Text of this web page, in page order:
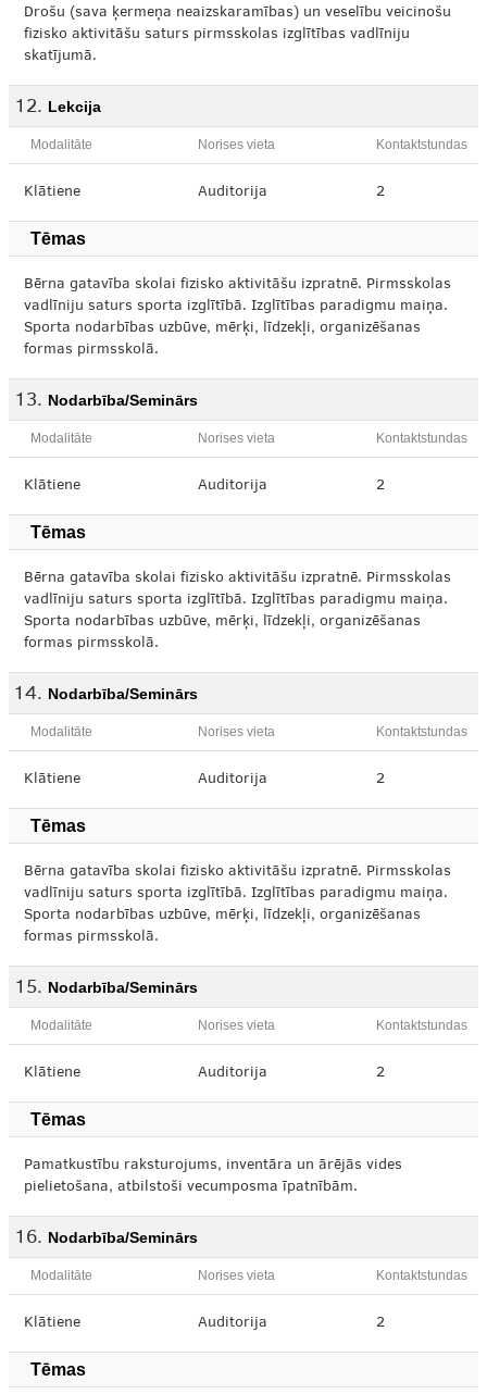
Drošu (sava ķermeņa neaizskaramības) un veselību veicinošu
fizisko aktivitāšu saturs pirmsskolas izglītības vadlīniju
skatījumā.
Lekcija
Modalitāte Norises vieta Kontaktstundas
Klātiene Auditorija 2
Tēmas
Bērna gatavība skolai fizisko aktivitāšu izpratnē. Pirmsskolas
vadlīniju saturs sporta izglītībā. Izglītības paradigmu maiņa.
Sporta nodarbības uzbūve, mērķi, līdzekļi, organizēšanas
formas pirmsskolā.
Nodarbība/Seminārs
Modalitāte Norises vieta Kontaktstundas
Klātiene Auditorija 2
Tēmas
Bērna gatavība skolai fizisko aktivitāšu izpratnē. Pirmsskolas
vadlīniju saturs sporta izglītībā. Izglītības paradigmu maiņa.
Sporta nodarbības uzbūve, mērķi, līdzekļi, organizēšanas
formas pirmsskolā.
Nodarbība/Seminārs
Modalitāte Norises vieta Kontaktstundas
Klātiene Auditorija 2
Tēmas
Bērna gatavība skolai fizisko aktivitāšu izpratnē. Pirmsskolas
vadlīniju saturs sporta izglītībā. Izglītības paradigmu maiņa.
Sporta nodarbības uzbūve, mērķi, līdzekļi, organizēšanas
formas pirmsskolā.
Nodarbība/Seminārs
Modalitāte Norises vieta Kontaktstundas
Klātiene Auditorija 2
Tēmas
Pamatkustību raksturojums, inventāra un ārējās vides
pielietošana, atbilstoši vecumposma īpatnībām.
Nodarbība/Seminārs
Modalitāte Norises vieta Kontaktstundas
Klātiene Auditorija 2
Tēmas